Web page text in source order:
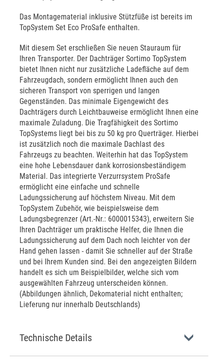
Das Montagematerial inklusive Stützfüße ist bereits im
TopSystem Set Eco ProSafe enthalten.
Mit diesem Set erschließen Sie neuen Stauraum für
Ihren Transporter. Der Dachträger Sortimo TopSystem
bietet Ihnen nicht nur zusätzliche Ladefläche auf dem
Fahrzeugdach, sondern ermöglicht Ihnen auch den
sicheren Transport von sperrigen und langen
Gegenständen. Das minimale Eigengewicht des
Dachträgers durch Leichtbauweise ermöglicht Ihnen eine
maximale Zuladung. Die Tragfähigkeit des Sortimo
TopSystems liegt bei bis zu 50 kg pro Querträger. Hierbei
ist zusätzlich noch die maximale Dachlast des
Fahrzeugs zu beachten. Weiterhin hat das TopSystem
eine hohe Lebensdauer dank korrosionsbeständigem
Material. Das integrierte Verzurrsystem ProSafe
ermöglicht eine einfache und schnelle
Ladungssicherung auf höchstem Niveau. Mit dem
TopSystem Zubehör, wie beispielsweise dem
Ladungsbegrenzer (Art.-Nr.: 6000015343), erweitern Sie
Ihren Dachträger um praktische Helfer, die Ihnen die
Ladungssicherung auf dem Dach noch leichter von der
Hand gehen lassen - damit Sie schneller auf der Straße
und bei Ihrem Kunden sind. Bei den angezeigten Bildern
handelt es sich um Beispielbilder, welche sich vom
ausgewählten Fahrzeug unterscheiden können.
(Abbildungen ähnlich, Dekomaterial nicht enthalten;
Lieferung nur innerhalb Deutschlands)
Technische Details